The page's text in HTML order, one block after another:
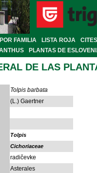
POR FAMILIA LISTA ROJA
CITES
PLANTAS DE
DE LAS
Tolpis barbata
(L.) Gaertner
Tolpis
Cichoriaceae
radičevke
Asterales